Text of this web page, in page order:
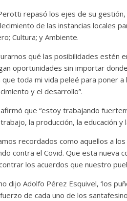
repasó los ejes de su
de las instancias locales
Cultura; y Ambiente.
qué las posibilidades estén
oportunidades sin importar
toda mi vida peleé para poner
y el desarrollo”.
que “estoy trabajando
la producción, la educación y
recordados como aquellos a
contra el Covid. Que esta nueva
los acuerdos que nuestro
dijo Adolfo Pérez Esquivel, ‘los
de cada uno de los